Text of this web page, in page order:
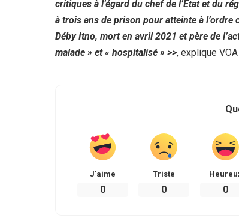
critiques à l’égard du chef de l’Etat et du
à trois ans de prison pour atteinte à
Déby Itno, mort en avril 2021 et père de
malade » et « hospitalisé » >>, explique
J'aime
0
Triste
0 0